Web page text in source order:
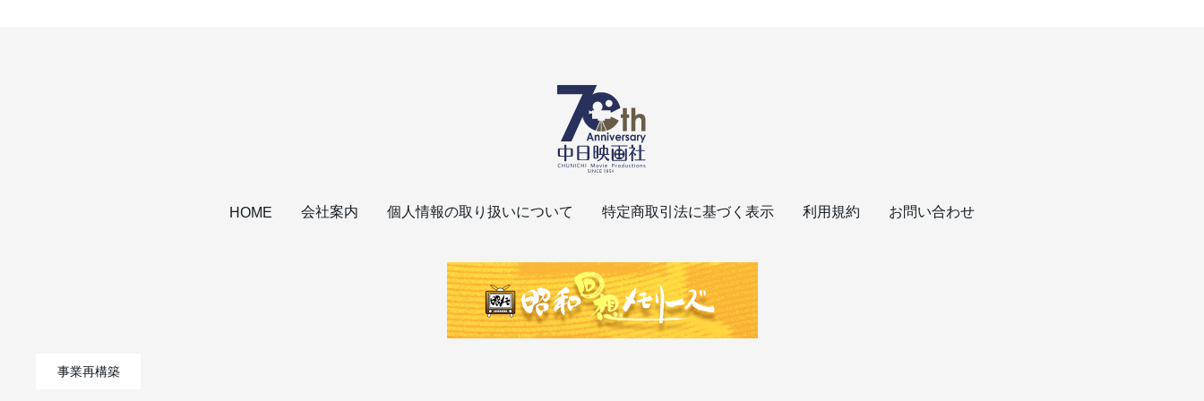
HOME 会社案内 個人情報の取り扱いについて 特定商取引法に基づく表示 利用規約 お問い合わせ
事業再構築